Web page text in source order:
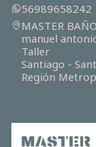
56989658242
MASTER BAÑO
manuel
Taller
Santiago -
Región